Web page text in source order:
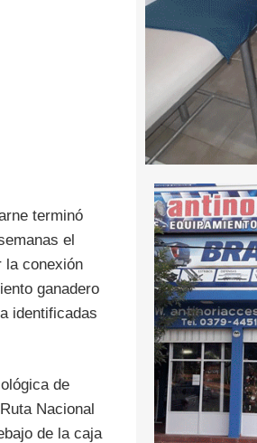
terminó
el
la conexión
ganadero
identificadas
de
Nacional
de la caja